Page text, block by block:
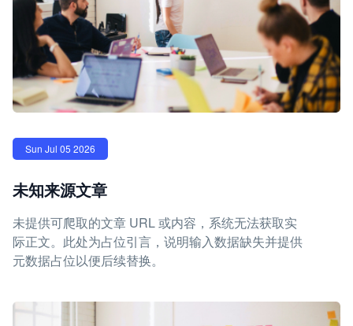
Sun Jul 05 2026
未知来源文章
未提供可爬取的文章 URL 或内容，系统无法获取实
际正文。此处为占位引言，说明输入数据缺失并提供
元数据占位以便后续替换。